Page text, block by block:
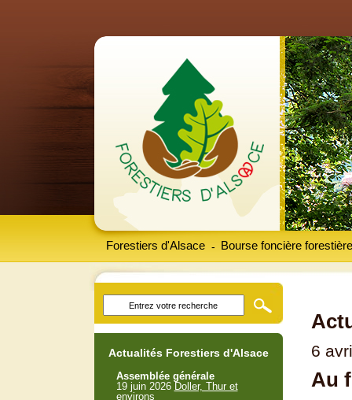
Forestiers d'Alsace Bourse foncière forestière
-
6
Au
Actualités Forestiers d'Alsace
Assemblée générale
19 juin 2026 Doller, Thur et
environs